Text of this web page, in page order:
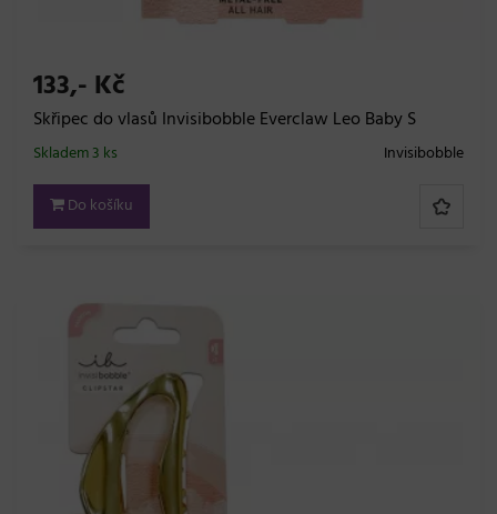
133,- Kč
Skřipec do vlasů Invisibobble Everclaw Leo Baby S
Invisibobble
Skladem 3 ks
Do košíku